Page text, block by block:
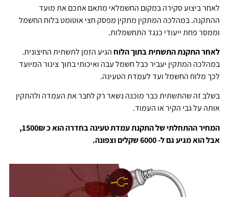
לאחר ביצוע סקירה במקום החשמלאי מתאם אתכם את מועד
ההתקנה. במהלכה המתקין מתקין מפסק חצי אוטומט בלוח החשמל
וממסר פחת ייעודי כנגד התחשמלות.
לאחר התקנת התשתית בתוך הלוחהגיע הזמן לתשתית החיצונית.
במהלכה המתקין יעביר כבל חשמל עבה ואיכותי בתוך צינור המיועד
לכך מלוח החשמל ועד לעמדת הטעינה.
בשלב זה שהתשתית כבר מוכנה נשאר רק לחבר את העמדה ולהתקין
אותה על גבי הקיר או העמוד.
המחיר ההתחלתי של התקנת עמדת טעינה בחדרה הוא כ 1500₪,
אבל הוא מגיע גם ל- 6000 שקלים וצפונה.